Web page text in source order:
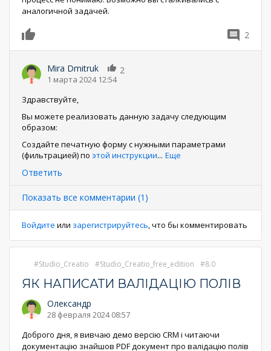
аналогичной задачей.
2
Mira Dmitruk
1 марта 2024 12:54
2
Здравствуйте,
Вы можете реализовать данную задачу следующим
образом:
Создайте печатную форму с нужными параметрами
(фильтрацией) по этой инструкции... Еще
Ответить
Показать все комментарии (1)
Войдите или зарегистрируйтесь, что бы комментировать
Studio_Creatio Studio_Creatio_free_edition 8.0
ЯК НАПИСАТИ ВАЛІДАЦІЮ ПОЛІВ
Олександр
28 февраля 2024 08:57
Доброго дня, я вивчаю демо версію CRM і читаючи
документацію знайшов PDF документ про валідацію полів